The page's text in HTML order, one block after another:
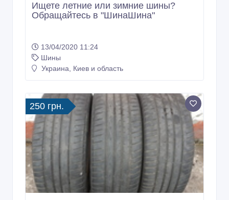
Ищете летние или зимние шины?
Обращайтесь в "ШинаШина"
13/04/2020 11:24
Шины
Украина, Киев и область
250 грн.